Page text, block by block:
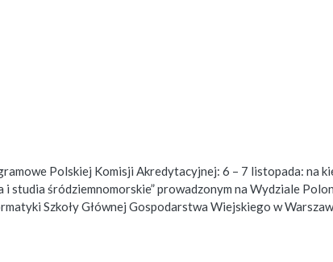
Polskiej Komisji Akredytacyjnej: 6 – 7 listopada: na
studia śródziemnomorskie” prowadzonym na Wydziale
Szkoły Głównej Gospodarstwa Wiejskiego w